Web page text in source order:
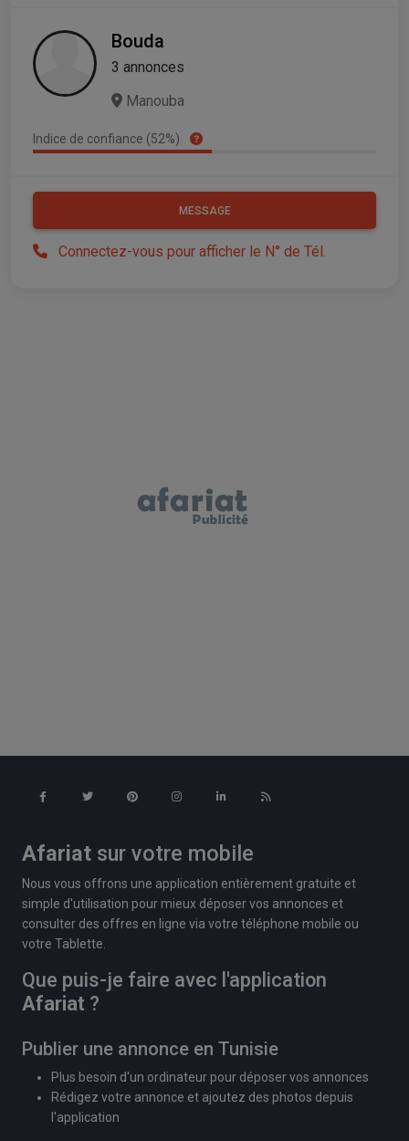
Bouda
3 annonces
Manouba
Indice de confiance (52%)
MESSAGE
Connectez-vous pour afficher le N° de Tél.
Afariat sur votre mobile
Nous vous offrons une application entièrement gratuite et
simple d'utilisation pour mieux déposer vos annonces et
consulter des offres en ligne via votre téléphone mobile ou
votre Tablette.
Que puis-je faire avec l'application
Afariat ?
Publier une annonce en Tunisie
Plus besoin d'un ordinateur pour déposer vos annonces
Rédigez votre annonce et ajoutez des photos depuis
l'application